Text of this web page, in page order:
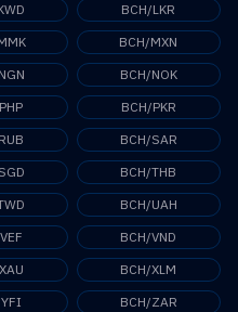
BCH/LKR
BCH/MXN
BCH/NOK
BCH/PKR
BCH/SAR
BCH/THB
BCH/UAH
BCH/VND
BCH/XLM
BCH/ZAR